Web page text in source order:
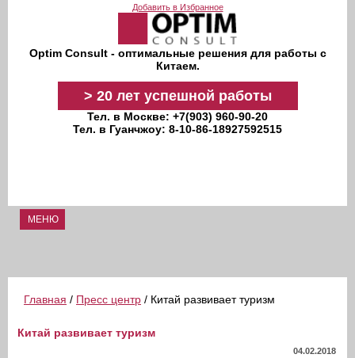
Перейти к основному содержаниюДобавить в Избранное
Optim Consult - оптимальные решения для работы с
Китаем.
> 20 летуспешной работы
Тел. в Москве: +7(903) 960-90-20
Тел. в Гуанчжоу: 8-10-86-18927592515
МЕНЮ
Главная / Пресс центр / Китай развивает туризм
Китай развивает туризм
04.02.2018